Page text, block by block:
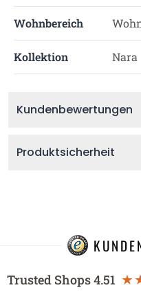
Wohnbereich
Kollektion Nara
Kundenbewertungen
Produktsicherheit
Trusted Shops4.51